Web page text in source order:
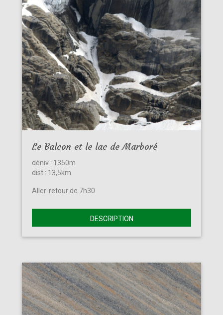
Le Balcon et le lac de Marboré
déniv : 1350m
dist : 13,5km
Aller-retour de 7h30
DESCRIPTION